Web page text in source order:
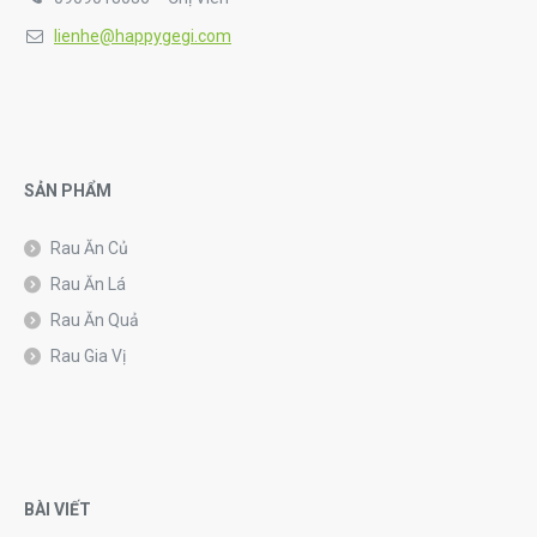
lienhe@happygegi.com
SẢN PHẨM
Rau Ăn Củ
Rau Ăn Lá
Rau Ăn Quả
Rau Gia Vị
BÀI VIẾT